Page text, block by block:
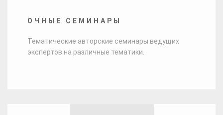
ОЧНЫЕ СЕМИНАРЫ
Тематические авторские семинары ведущих
экспертов на различные тематики.